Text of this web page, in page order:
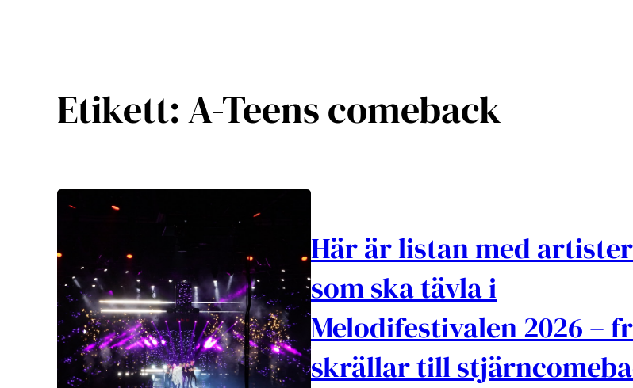
Etikett:A-Teens comeback
Här är listan med
som ska tävla i
Melodifestivalen 2026 –
skrällar till